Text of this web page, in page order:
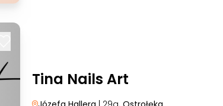
Tina Nails Art